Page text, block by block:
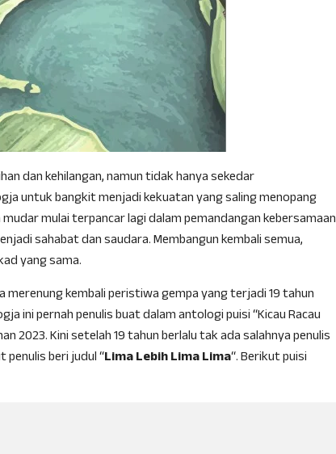
dan kehilangan, namun tidak hanya sekedar
untuk bangkit menjadi kekuatan yang saling menopang
mulai terpancar lagi dalam pemandangan kebersamaan
sahabat dan saudara. Membangun kembali semua,
yang sama.
merenung kembali peristiwa gempa yang terjadi 19 tahun
ini pernah penulis buat dalam antologi puisi “Kicau Racau
2023. Kini setelah 19 tahun berlalu tak ada salahnya penulis
beri judul “Lima Lebih Lima Lima“. Berikut puisi